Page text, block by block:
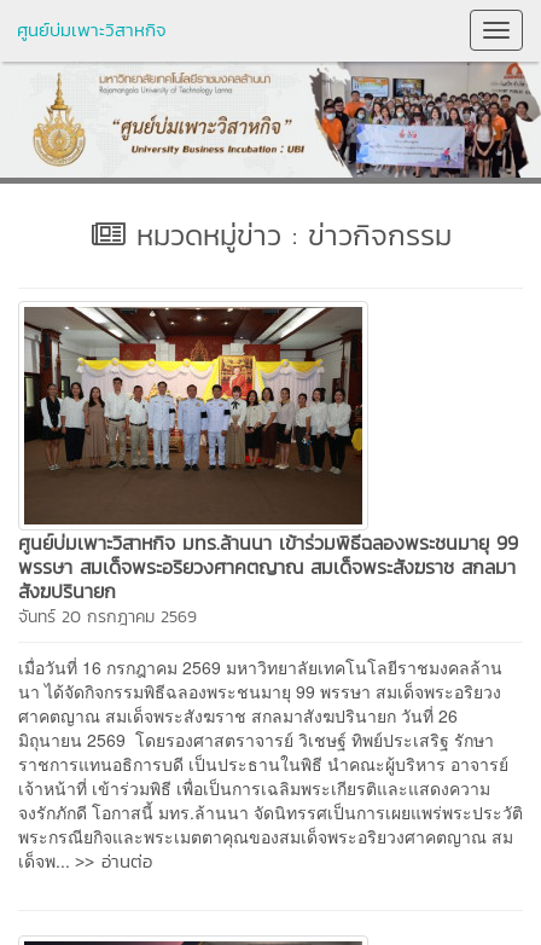
ศูนย์บ่มเพาะวิสาหกิจ
หมวดหมู่ข่าว : ข่าวกิจกรรม
ศูนย์บ่มเพาะวิสาหกิจ มทร.ล้านนา เข้าร่วมพิธีฉลองพระชนมายุ 99
พรรษา สมเด็จพระอริยวงศาคตญาณ สมเด็จพระสังฆราช สกลมา
สังฆปรินายก
จันทร์ 20 กรกฎาคม 2569
เมื่อวันที่ 16 กรกฎาคม 2569 มหาวิทยาลัยเทคโนโลยีราชมงคลล้าน
นา ได้จัดกิจกรรมพิธีฉลองพระชนมายุ 99 พรรษา สมเด็จพระอริยวง
ศาคตญาณ สมเด็จพระสังฆราช สกลมาสังฆปรินายก วันที่ 26
มิถุนายน 2569 โดยรองศาสตราจารย์ วิเชษฐ์ ทิพย์ประเสริฐ รักษา
ราชการแทนอธิการบดี เป็นประธานในพิธี นำคณะผู้บริหาร อาจารย์
เจ้าหน้าที่ เข้าร่วมพิธี เพื่อเป็นการเฉลิมพระเกียรติและแสดงความ
จงรักภักดี โอกาสนี้ มทร.ล้านนา จัดนิทรรศเป็นการเผยแพร่พระประวัติ
พระกรณียกิจและพระเมตตาคุณของสมเด็จพระอริยวงศาคตญาณ สม
เด็จพ... >> อ่านต่อ